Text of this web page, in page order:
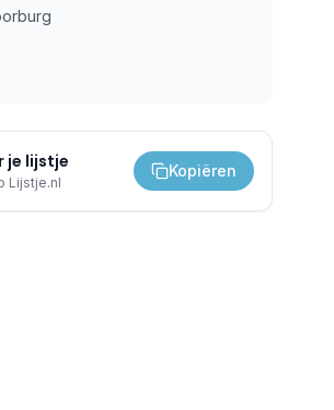
je lijstje
Lijstje.nl
Kopiëren